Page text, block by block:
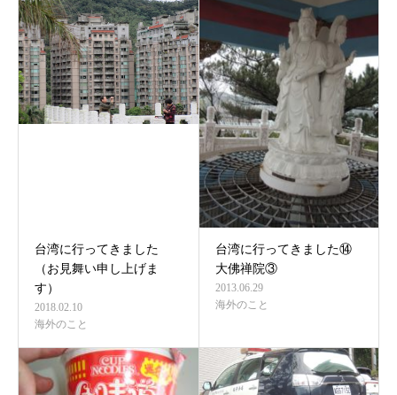
台湾に行ってきました
（お見舞い申し上げま
す）
2018.02.10
海外のこと
台湾に行ってきました⑭
大佛禅院③
2013.06.29
海外のこと